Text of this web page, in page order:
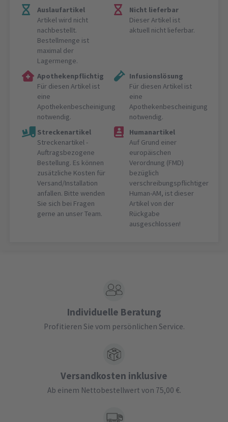
Auslaufartikel
Artikel wird nicht
nachbestellt.
Bestellmenge ist
maximal der
Lagermenge.
Nicht lieferbar
Dieser Artikel ist
aktuell nicht lieferbar.
Apothekenpflichtig
Für diesen Artikel ist
eine
Apothekenbescheinigung
notwendig.
Infusionslösung
Für diesen Artikel ist
eine
Apothekenbescheinigung
notwendig.
Streckenartikel
Streckenartikel -
Auftragsbezogene
Bestellung. Es können
zusätzliche Kosten für
Versand/Installation
anfallen. Bitte wenden
Sie sich bei Fragen
gerne an unser Team.
Humanartikel
Auf Grund einer
europäischen
Verordnung (FMD)
bezüglich
verschreibungspflichtiger
Human-AM, ist dieser
Artikel von der
Rückgabe
ausgeschlossen!
Individuelle Beratung
Profitieren Sie vom persönlichen Service.
Versandkosten inklusive
Ab einem Nettobestellwert von 75,00 €.